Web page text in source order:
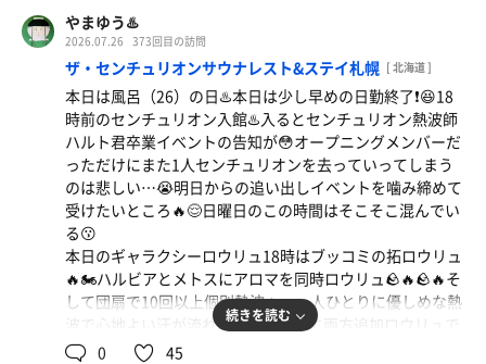
焼鳥（鳥おび山わさび・豚キムチ巻き）
今日も湯上がりのハイボールが美味しい❗️🍺😆美味しい
焼鳥でハイボールがさらに進む❗️🍺😆
角ハイボール
焼鳥（激辛青南蛮つくね・手羽先）
良きサウナの後に飲むハイボールはこの上ない美味し
さ❗️🍺ジューシーな焼鳥で飲み物も進む❗️😋🍺
ュリオンを満喫したい❗️♨️😆💦
の熱波を噛み締めながら全身で受け止める🔥☺️💦3回目は
ハルビアアロマボウル（タマオ）にロウリュして連続的な
熱を発生🪨🔥そこから団扇に持ち替えて少々強めに仰いだ
ら汗が吹き出る🔥☺️💦少々換気してから最後はハルビアへ
ロウリュ🔥🔥サウナ室の温度も上がったところでトドメの
団扇🔥室内も激熱になりたっぷり汗をかいて最後のハルト
ロウリュを悔いなく終了❗️🔥😆💦
本日の水風呂は7.6℃と16℃表示❄️熱った体が一気に冷却❄️
☺️
整い椅子にもたれ掛かってリラックス🪑ハルト熱波からの
最高の整い☺️✨
1時間程の短時間サ活♨️☺️✨オープニングから今まで心地よ
い熱波を提供してくれたハルト君に感謝✨また新たな地で
のご活躍を期待して✨😌
今日から3ヶ月パスポートの発売日❗️♨️購入するかまだ迷い
中🥺
やまゆう♨️
2026.07.26 373回目の訪問
ザ・センチュリオンサウナレスト&ステイ札幌 [ 北海道 ]
本日は風呂（26）の日♨️本日は少し早めの日勤終了❗️😆18
時前のセンチュリオン入館♨️入るとセンチュリオン熱波師
ハルト君卒業イベントの告知が😳オープニングメンバーだ
っただけにまた1人センチュリオンを去っていってしまう
のは悲しい…😭明日からの追い出しイベントを噛み締めて
受けたいところ🔥😌日曜日のこの時間はそこそこ混んでい
る😗
本日のギャラクシーロウリュ18時はブッコミの拓ロウリュ
🔥🏍️ハルビアとメトスにアロマを同時ロウリュ🪨🔥🪨🔥そ
して団扇で10回以上個別熱波🔥☺️一人ひとりに優しめな熱
波で心地よい汗が流れる🔥☺️💦さらに両方追加ロウリュで
再度10回以上個別熱波🔥☺️💦追加ロウリュで室温も上がっ
続きを読む
0 45